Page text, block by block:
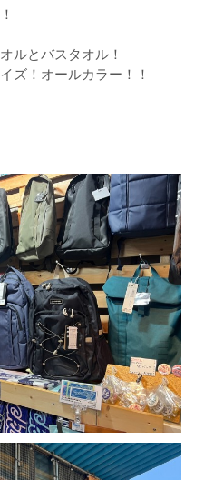
ルとバスタオル！
ズ！オールカラー！！